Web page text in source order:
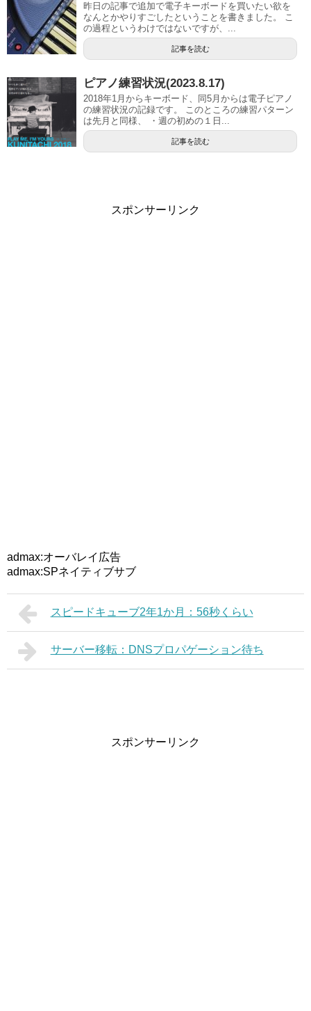
昨日の記事で追加で電子キーボードを買いたい欲を
なんとかやりすごしたということを書きました。 こ
の過程というわけではないですが、...
記事を読む
ピアノ練習状況(2023.8.17)
2018年1月からキーボード、同5月からは電子ピアノ
の練習状況の記録です。 このところの練習パターン
は先月と同様、 ・週の初めの１日...
記事を読む
スポンサーリンク
admax:オーバレイ広告
admax:SPネイティブサブ
スピードキューブ2年1か月：56秒くらい
サーバー移転：DNSプロパゲーション待ち
スポンサーリンク